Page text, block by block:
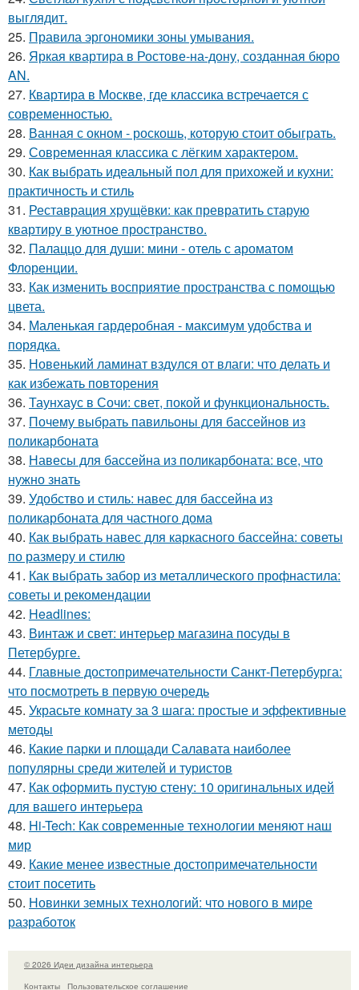
выглядит.
25. Правила эргономики зоны умывания.
26. Яркая квартира в Ростове-на-дону, созданная бюро
AN.
27. Квартира в Москве, где классика встречается с
современностью.
28. Ванная с окном - роскошь, которую стоит обыграть.
29. Современная классика с лёгким характером.
30. Как выбрать идеальный пол для прихожей и кухни:
практичность и стиль
31. Реставрация хрущёвки: как превратить старую
квартиру в уютное пространство.
32. Палаццо для души: мини - отель с ароматом
Флоренции.
33. Как изменить восприятие пространства с помощью
цвета.
34. Маленькая гардеробная - максимум удобства и
порядка.
35. Новенький ламинат вздулся от влаги: что делать и
как избежать повторения
36. Таунхаус в Сочи: свет, покой и функциональность.
37. Почему выбрать павильоны для бассейнов из
поликарбоната
38. Навесы для бассейна из поликарбоната: все, что
нужно знать
39. Удобство и стиль: навес для бассейна из
поликарбоната для частного дома
40. Как выбрать навес для каркасного бассейна: советы
по размеру и стилю
41. Как выбрать забор из металлического профнастила:
советы и рекомендации
42. Headlines:
43. Винтаж и свет: интерьер магазина посуды в
Петербурге.
44. Главные достопримечательности Санкт-Петербурга:
что посмотреть в первую очередь
45. Украсьте комнату за 3 шага: простые и эффективные
методы
46. Какие парки и площади Салавата наиболее
популярны среди жителей и туристов
47. Как оформить пустую стену: 10 оригинальных идей
для вашего интерьера
48. Hi-Tech: Как современные технологии меняют наш
мир
49. Какие менее известные достопримечательности
стоит посетить
50. Новинки земных технологий: что нового в мире
разработок
© 2026 Идеи дизайна интерьера
Контакты
Пользовательское соглашение